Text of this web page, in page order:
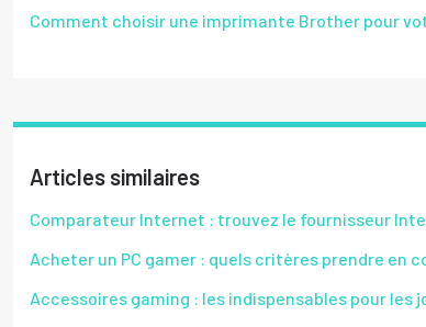
Comment choisir une imprimante Brother pour
Articles similaires
Comparateur Internet : trouvez le fournisseur
Acheter un PC gamer : quels critères prendre en
Accessoires gaming : les indispensables pour les